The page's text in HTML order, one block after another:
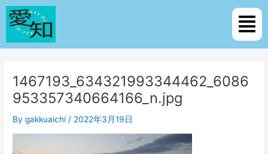
内
ス
メ
ニ
ュ
ー
1467193_634321993344462_6086
953357340664166_n.jpg
Bygakkuaichi / 2022年3月19日
Post
navigation